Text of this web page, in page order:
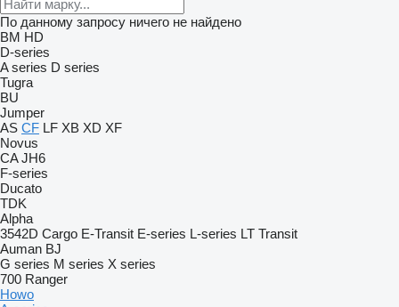
По данному запросу ничего не найдено
BM HD
D-series
A series D series
Tugra
BU
Jumper
AS CF LF XB XD XF
Novus
CA JH6
F-series
Ducato
TDK
Alpha
3542D Cargo E-Transit E-series L-series LT Transit
Auman BJ
G series M series X series
700 Ranger
Howo